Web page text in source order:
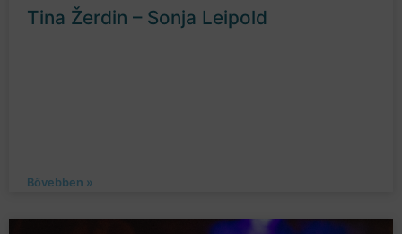
Tina Žerdin – Sonja Leipold
Bővebben »